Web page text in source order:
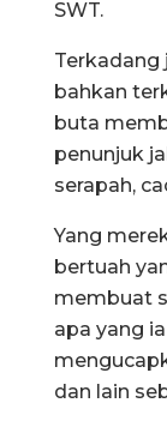
SWT.
Terkadang
bahkan
buta
penunjuk
serapah,
Yang
bertuah
membuat
apa yang
dan lain